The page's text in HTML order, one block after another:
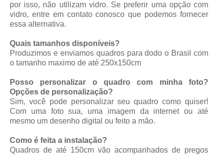
por isso, não utilizam vidro. Se preferir uma opção com
vidro, entre em contato conosco que podemos fornecer
essa alternativa.
Quais tamanhos disponíveis?
Produzimos e enviamos quadros para dodo o Brasil com
o tamanho maximo de até 250x150cm
Posso personalizar o quadro com minha foto?
Opções de personalização?
Sim, você pode personalizar seu quadro como quiser!
Com uma foto sua, uma imagem da internet ou até
mesmo um desenho digital ou feito a mão.
Como é feita a instalação?
Quadros de até 150cm vão acompanhados de pregos